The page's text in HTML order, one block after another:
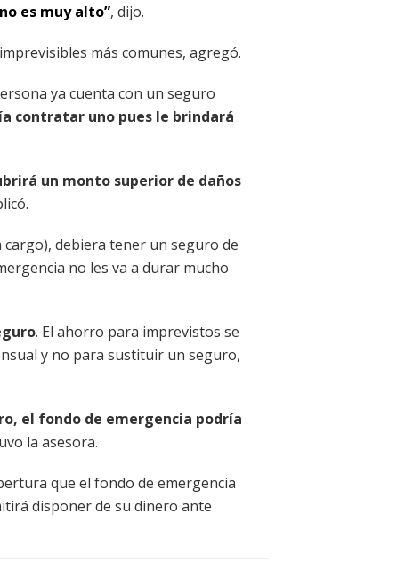
es muy alto”, dijo.
más comunes, agregó.
ya cuenta con un seguro
contratar uno pues le brindará
un monto superior de daños
debiera tener un seguro de
no les va a durar mucho
. El ahorro para imprevistos se
y no para sustituir un seguro,
el fondo de emergencia podría
la asesora.
que el fondo de emergencia
disponer de su dinero ante